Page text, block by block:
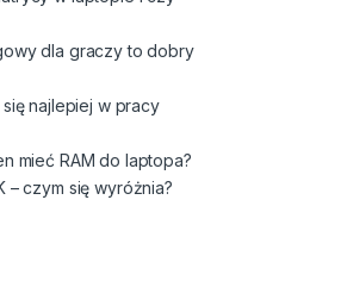
dla graczy to dobry
najlepiej w pracy
mieć RAM do laptopa?
– czym się wyróżnia?